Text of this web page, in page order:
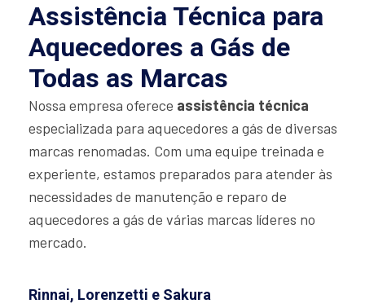
Assistência Técnica para
Aquecedores a Gás de
Todas as Marcas
Nossa empresa oferece assistência técnica
especializada para aquecedores a gás de diversas
marcas renomadas. Com uma equipe treinada e
experiente, estamos preparados para atender às
necessidades de manutenção e reparo de
aquecedores a gás de várias marcas líderes no
mercado.
Rinnai, Lorenzetti e Sakura